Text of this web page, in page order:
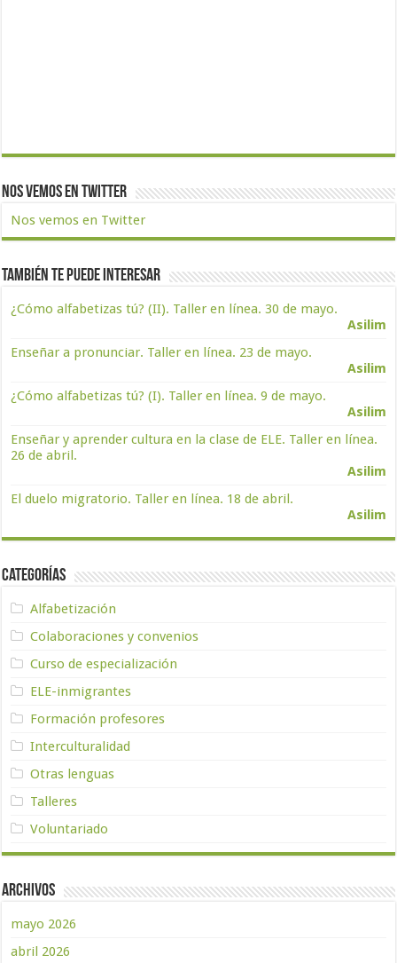
Nos vemos en Twitter
Nos vemos en Twitter
También te puede interesar
¿Cómo alfabetizas tú? (II). Taller en línea. 30 de mayo.
Asilim
Enseñar a pronunciar. Taller en línea. 23 de mayo.
Asilim
¿Cómo alfabetizas tú? (I). Taller en línea. 9 de mayo.
Asilim
Enseñar y aprender cultura en la clase de ELE. Taller en línea.
26 de abril.
Asilim
El duelo migratorio. Taller en línea. 18 de abril.
Asilim
Categorías
Alfabetización
Colaboraciones y convenios
Curso de especialización
ELE-inmigrantes
Formación profesores
Interculturalidad
Otras lenguas
Talleres
Voluntariado
Archivos
mayo 2026
abril 2026